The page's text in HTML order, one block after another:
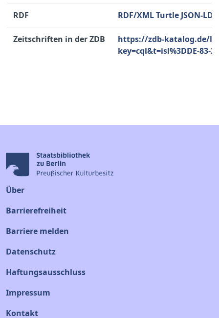
RDF RDF/XMLTurtle JSON-LD
Zeitschriften in der ZDB
https://zdb-katalog.de/
key=cql&t=isl%3DDE-83-
Über
Barrierefreiheit
Barriere melden
Datenschutz
Haftungsausschluss
Impressum
Kontakt